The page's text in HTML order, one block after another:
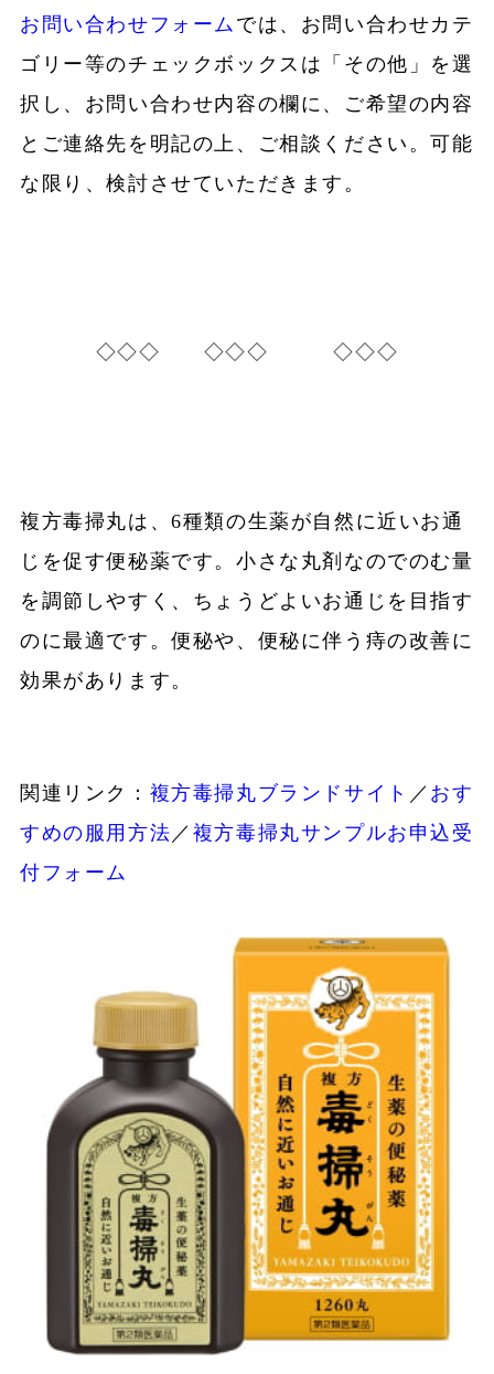
お問い合わせフォーム では、お問い合わせカテ
ゴリー等のチェックボックスは「その他」を選
択し、お問い合わせ内容の欄に、ご希望の内容
とご連絡先を明記の上、ご相談ください。可能
な限り、検討させていただきます。
◇◇◇ ◇◇◇ ◇◇◇
複方毒掃丸は、6種類の生薬が自然に近いお通
じを促す便秘薬です。小さな丸剤なのでのむ量
を調節しやすく、ちょうどよいお通じを目指す
のに最適です。便秘や、便秘に伴う痔の改善に
効果があります。
関連リンク： 複方毒掃丸ブランドサイト ／ おす
すめの服用方法 ／ 複方毒掃丸サンプルお申込受
付フォーム